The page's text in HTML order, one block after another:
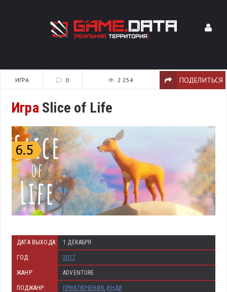
ИГРА 0 2 254 ПОДЕЛИТЬСЯ
ИграSlice of Life
ДАТА ВЫХОДА: 1 ДЕКАБРЯ
ГОД: 2017
ЖАНР: ADVENTURE
ПОДЖАНР: ПРИКЛЮЧЕНИЯ, ИНДИ